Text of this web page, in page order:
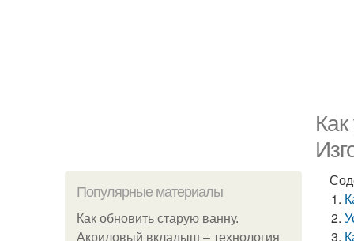
Популярные материалы
Как обновить старую ванну.
Акриловый вкладыш – технология